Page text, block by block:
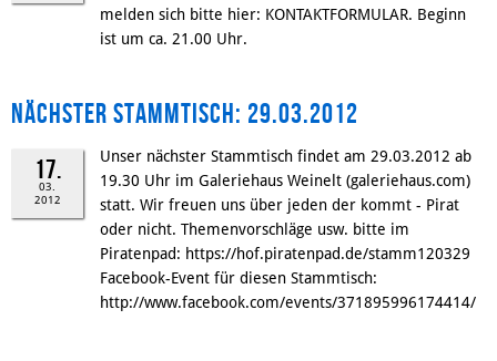
melden sich bitte hier: KONTAKTFORMULAR. Beginn
ist um ca. 21.00 Uhr.
Nächster Stammtisch: 29.03.2012
17.
03.
2012
Unser nächster Stammtisch findet am 29.03.2012 ab
19.30 Uhr im Galeriehaus Weinelt (galeriehaus.com)
statt. Wir freuen uns über jeden der kommt - Pirat
oder nicht. Themenvorschläge usw. bitte im
Piratenpad: https://hof.piratenpad.de/stamm120329
Facebook-Event für diesen Stammtisch:
http://www.facebook.com/events/371895996174414/